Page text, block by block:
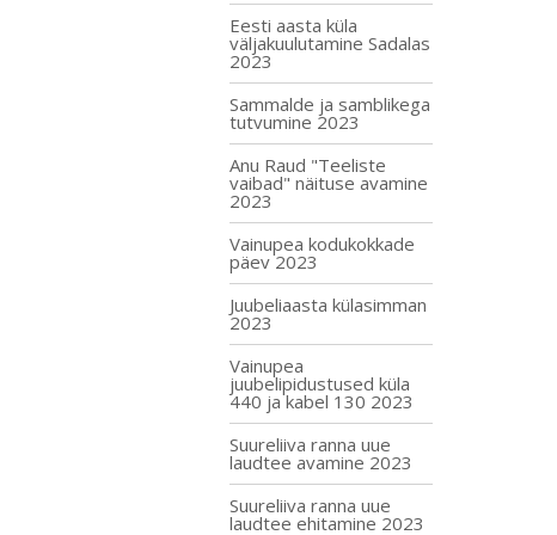
Eesti aasta küla
väljakuulutamine Sadalas
2023
Sammalde ja samblikega
tutvumine 2023
Anu Raud "Teeliste
vaibad" näituse avamine
2023
Vainupea kodukokkade
päev 2023
Juubeliaasta külasimman
2023
Vainupea
juubelipidustused küla
440 ja kabel 130 2023
Suureliiva ranna uue
laudtee avamine 2023
Suureliiva ranna uue
laudtee ehitamine 2023